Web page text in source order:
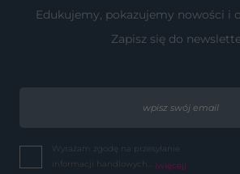
Edukujemy, pokazujemy nowości i
Zapisz się do
Wyrażam zgodę na przesyłanie
informacji handlowych... (więcej)